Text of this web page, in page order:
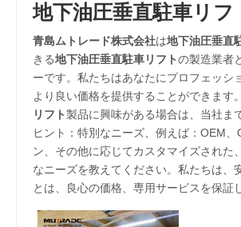
地下油圧垂直駐車リフ
青島ムトレード株式会社は地下油圧垂直
きる地下油圧垂直駐車リフトの製造業者
ーです。私たちはあなたにプロフェッシ
より良い価格を提供することができます。
リフト製品に興味がある場合は、当社ま
ヒント：特別なニーズ、例えば：OEM、
ン、その他に応じてカスタマイズされた
なニーズを教えてください。私たちは、
とは、良心の価格、専用サービスを保証